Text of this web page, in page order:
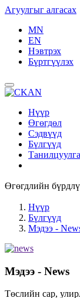
Агуулгыг алгасах
MN
EN
Нэвтрэх
Бүртгүүлэх
Нүүр
Өгөгдөл
Сэдвүүд
Бүлгүүд
Танилцуулга
Өгөгдлийн
Нүүр
Бүлгүүд
Мэдээ -
Мэдээ - News
Төслийн сар,